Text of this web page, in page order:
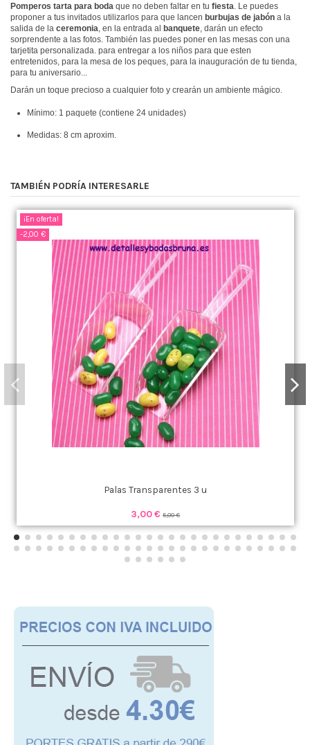
Pomperos tarta para boda que no deben faltar en tu fiesta. Le puedes
proponer a tus invitados utilizarlos para que lancen burbujas de jabón a la
salida de la ceremonia, en la entrada al banquete, darán un efecto
sorprendente a las fotos. También las puedes poner en las mesas con una
tarjetita personalizada. para entregar a los niños para que esten
entretenidos, para la mesa de los peques, para la inauguración de tu tienda,
para tu aniversario...
Darán un toque precioso a cualquier foto y crearán un ambiente mágico.
Mínimo: 1 paquete (contiene 24 unidades)
Medidas: 8 cm aproxim.
TAMBIÉN PODRÍA INTERESARLE
¡En oferta!
-2,00 €
Palas Transparentes 3 u
3,00 € 5,00 €